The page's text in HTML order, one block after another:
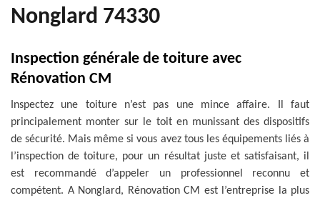
Nonglard 74330
Inspection générale de toiture avec
Rénovation CM
Inspectez une toiture n’est pas une mince affaire. Il faut
principalement monter sur le toit en munissant des dispositifs
de sécurité. Mais même si vous avez tous les équipements liés à
l’inspection de toiture, pour un résultat juste et satisfaisant, il
est recommandé d’appeler un professionnel reconnu et
compétent. A Nonglard, Rénovation CM est l’entreprise la plus